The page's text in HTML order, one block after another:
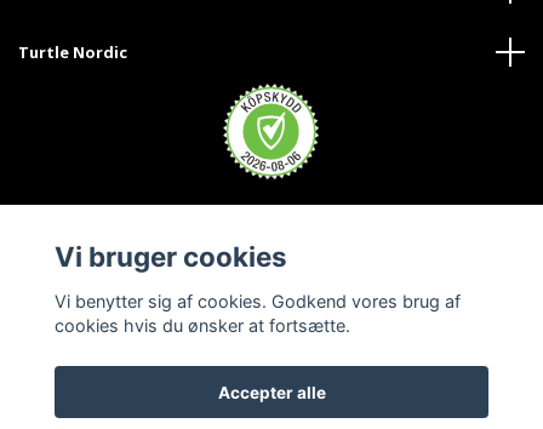
Turtle Nordic
Vi bruger cookies
Vi benytter sig af cookies. Godkend vores brug af
cookies hvis du ønsker at fortsætte.
Accepter alle